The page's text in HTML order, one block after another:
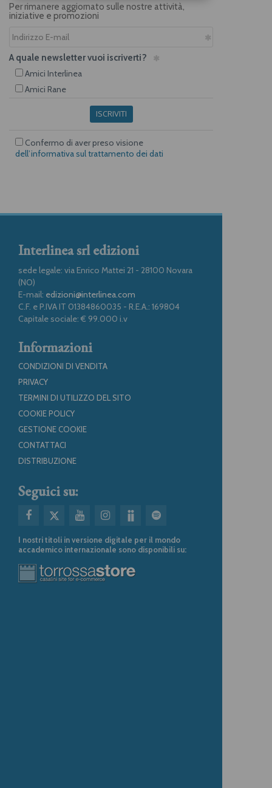
Per rimanere aggiornato sulle nostre attività,
iniziative e promozioni
A quale newsletter vuoi iscriverti?
Amici Interlinea
Amici Rane
ISCRIVITI
Confermo di aver preso visione
dell’informativa sul trattamento dei dati
Interlinea srl edizioni
sede legale: via Enrico Mattei 21 - 28100 Novara
(NO)
E-mail: edizioni@interlinea.com
C.F. e P.IVA IT 01384860035 - R.E.A.: 169804
Capitale sociale: € 99.000 i.v
Informazioni
CONDIZIONI DI VENDITA
PRIVACY
TERMINI DI UTILIZZO DEL SITO
COOKIE POLICY
GESTIONE COOKIE
CONTATTACI
DISTRIBUZIONE
Seguici su:
I nostri titoli in versione digitale per il mondo
accademico internazionale sono disponibili su: